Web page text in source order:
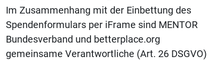
Im Zusammenhang mit der Einbettung des
Spendenformulars per iFrame sind MENTOR
Bundesverband und betterplace.org
gemeinsame Verantwortliche (Art. 26 DSGVO)